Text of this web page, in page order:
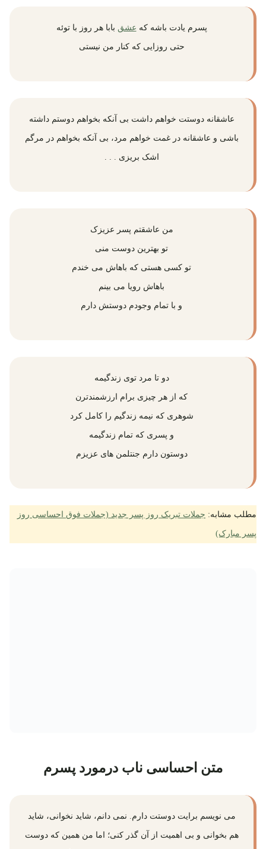
پسرم یادت باشه که عشق بابا هر روز با توئه
حتی روزایی که کنار من نیستی
عاشقانه دوستت خواهم داشت بی آنکه بخواهم دوستم داشته
باشی و عاشقانه در غمت خواهم مرد، بی آنکه بخواهم در مرگم
اشک بریزی . . .
من عاشقتم پسر عزیزک
تو بهترین دوست منی
تو کسی هستی که باهاش می خندم
باهاش رویا می بینم
و با تمام وجودم دوستش دارم
دو تا مرد توی زندگیمه
که از هر چیزی برام ارزشمندترن
شوهری که نیمه زندگیم را کامل کرد
و پسری که تمام زندگیمه
دوستون دارم جنتلمن های عزیزم
مطلب مشابه: جملات تبریک روز پسر جدید (جملات فوق احساسی روز
پسر مبارک)
متن احساسی ناب درمورد پسرم
می ‌نویسم برایت دوستت دارم. نمی ‌دانم، شاید نخوانی، شاید
هم بخوانی و بی اهمیت از آن گذر کنی؛ اما من همین که دوست